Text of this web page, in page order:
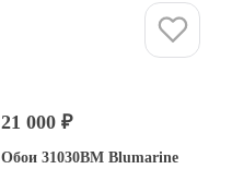
21 000 ₽
Обои 31030BM Blumarine